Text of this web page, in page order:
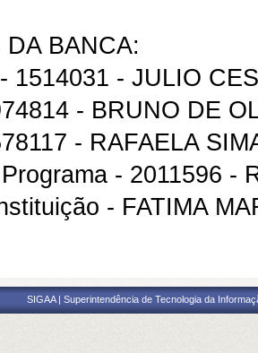
DA BANCA:
1514031 - JULIO
- BRUNO DE
- RAFAELA
- 2011596 -
- FATIMA
SIGAA | Superintendência de Tecnologia da